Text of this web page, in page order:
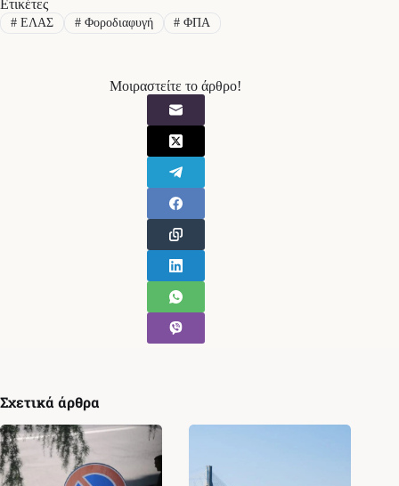
Ετικέτες
#ΕΛΑΣ #Φοροδιαφυγή # ΦΠΑ
Μοιραστείτε το άρθρο!
Σχετικά άρθρα